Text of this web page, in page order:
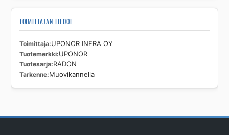
TOIMITTAJAN TIEDOT
Toimittaja UPONOR INFRA OY
Tuotemerkki UPONOR
Tuotesarja RADON
Tarkenne Muovikannella